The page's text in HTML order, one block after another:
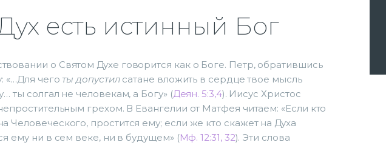
есть истинный Бог
о Святом Духе говорится как о Боге. Петр, обратившись
«…Для чеготы допустилсатане вложить в сердце твое мысль
ты солгал не человекам, а Богу» (Деян. 5:3,4). Иисус Христос
грехом. В Евангелии от Матфея читаем: «Если кто
Человеческого, простится ему; если же кто скажет на Духа
ему ни в сем веке, ни в будущем» (Мф. 12:31, 32). Эти слова